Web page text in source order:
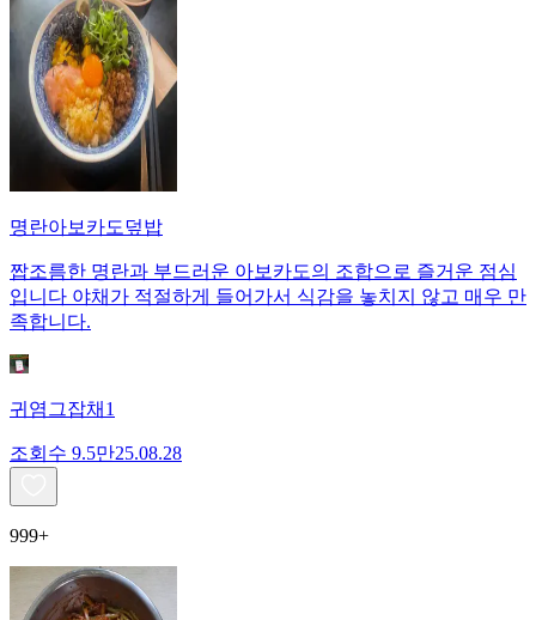
명란아보카도덮밥
짭조름한 명란과 부드러운 아보카도의 조합으로 즐거운 점심
입니다 야채가 적절하게 들어가서 식감을 놓치지 않고 매우 만
족합니다.
귀염그잡채1
조회수 9.5만25.08.28
999+